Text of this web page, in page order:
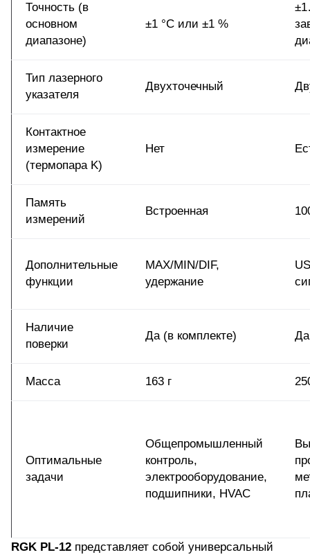
Точность (в
основном
диапазоне)
±1 °C или ±1 %
Тип лазерного
указателя
Двухточечный
Контактное
измерение
(термопара K)
Нет
Память
измерений
Встроенная
Дополнительные
функции
MAX/MIN/DIF,
удержание
Наличие
поверки
Да (в комплекте) Да
Масса 163 г
Оптимальные
задачи
Общепромышленный
контроль,
электрооборудование,
подшипники, HVAC
RGK PL-12 представляет собой универсальный